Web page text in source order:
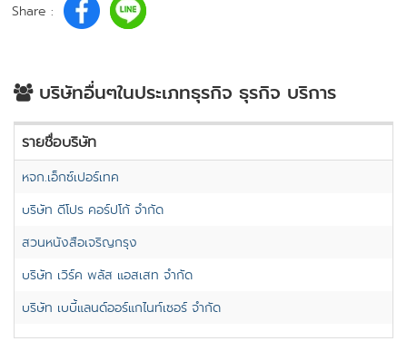
Share :
บริษัทอื่นๆในประเภทธุรกิจ ธุรกิจ บริการ
รายชื่อบริษัท
หจก.เอ็กซ์เปอร์เทค
บริษัท ดีโปร คอร์ปโก้ จำกัด
สวนหนังสือเจริญกรุง
บริษัท เวิร์ค พลัส แอสเสท จำกัด
บริษัท เบบี้แลนด์ออร์แกไนท์เซอร์ จำกัด